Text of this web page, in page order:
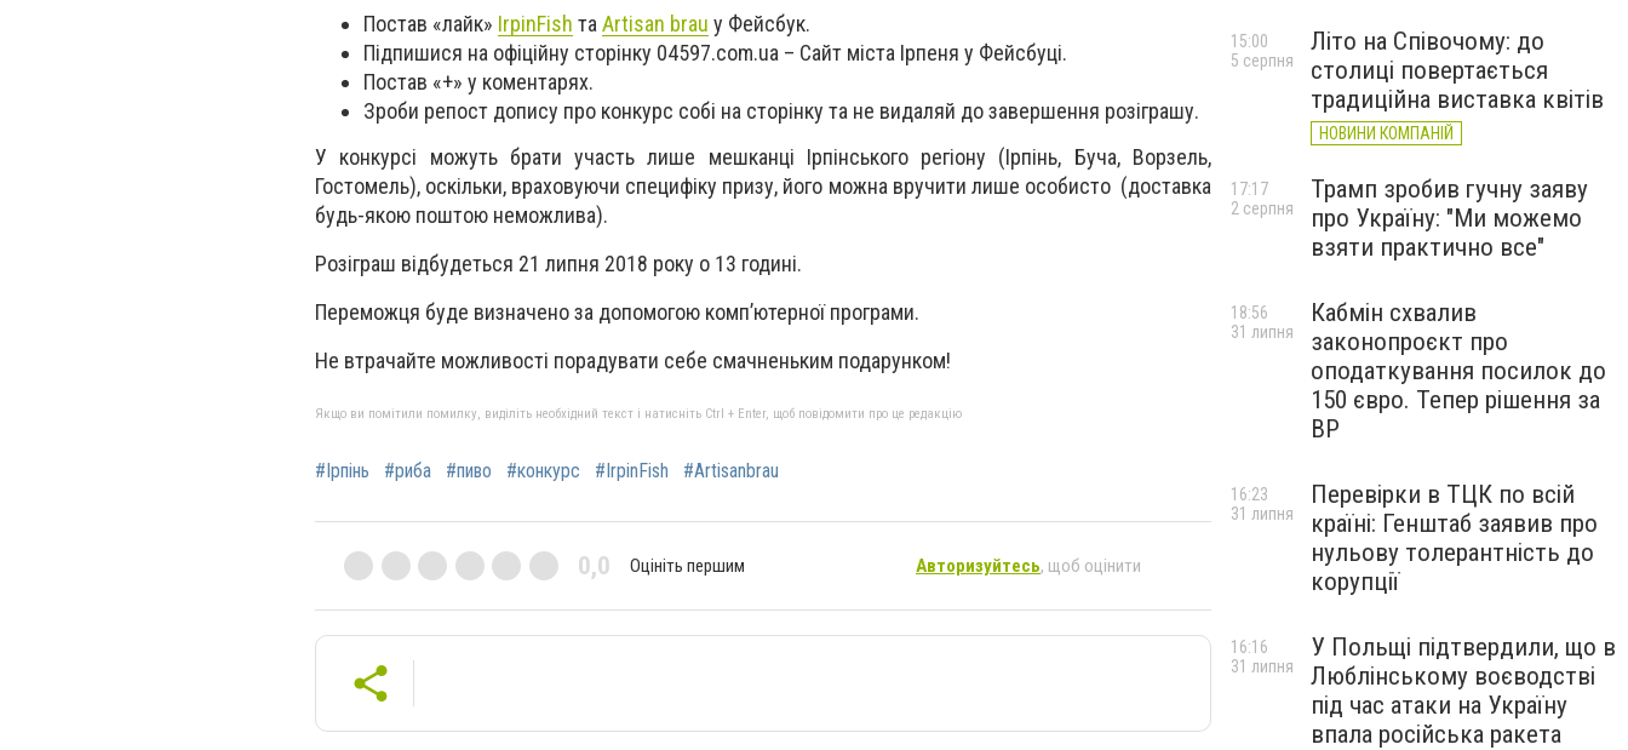
Постав «лайк» IrpinFish та Artisan brau у Фейсбук.
Підпишися на офiцiйну сторiнку 04597.com.ua – Сайт міста Ірпеня у Фейсбуці.
Постав «+» у коментарях.
Зроби репост допису про конкурс собі на сторінку та не видаляй до завершення розіграшу.
У конкурсі можуть брати участь лише мешканці Ірпінського регіону (Ірпінь, Буча, Ворзель,
Гостомель), оскільки, враховуючи специфіку призу, його можна вручити лише особисто (доставка
будь-якою поштою неможлива).
Розіграш відбудеться 21 липня 2018 року о 13 годині.
Переможця буде визначено за допомогою комп’ютерної програми.
Не втрачайте можливості порадувати себе смачненьким подарунком!
Якщо ви помітили помилку, виділіть необхідний текст і натисніть Ctrl + Enter, щоб повідомити про це редакцію
#Ірпінь #риба #пиво #конкурс #IrpinFish #Artisanbrau
0,0 Оцініть першим Авторизуйтесь, щоб оцінити
Літо на Співочому: до
столиці повертається
традиційна виставка квітів
НОВИНИ КОМПАНІЙ
15:00
5 серпня
Трамп зробив гучну заяву
про Україну: "Ми можемо
взяти практично все"
17:17
2 серпня
Кабмін схвалив
законопроєкт про
оподаткування посилок до
150 євро. Тепер рішення за
ВР
18:56
31 липня
Перевірки в ТЦК по всій
країні: Генштаб заявив про
нульову толерантність до
корупції
16:23
31 липня
У Польщі підтвердили, що в
Люблінському воєводстві
під час атаки на Україну
впала російська ракета
16:16
31 липня